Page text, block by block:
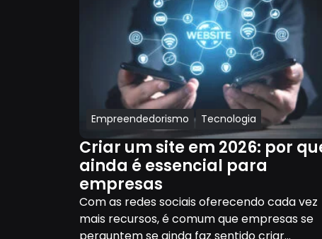
Empreendedorismo Tecnologia
Criar um site em 2026: por
ainda é essencial para
empresas
Com as redes sociais oferecendo cada vez
mais recursos, é comum que empresas se
perguntem se ainda faz sentido criar...